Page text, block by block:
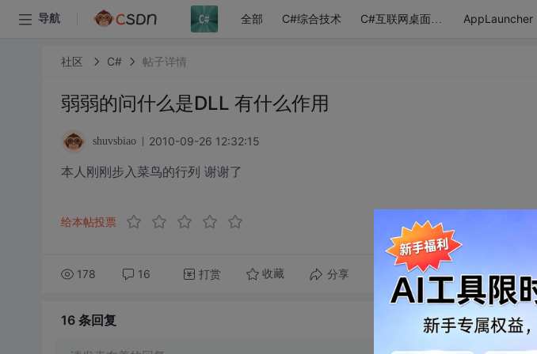
导航 全部 C#综合技术 C#互联网桌面应用 AppLauncher
社区 C# 帖子详情
弱弱的问什么是DLL 有什么作用
shuvsbiao 2010-09-26 12:32:15
本人刚刚步入菜鸟的行列 谢谢了
给本帖投票
178 16 打赏 收藏 分享 转发到动态 举报
16 条回复